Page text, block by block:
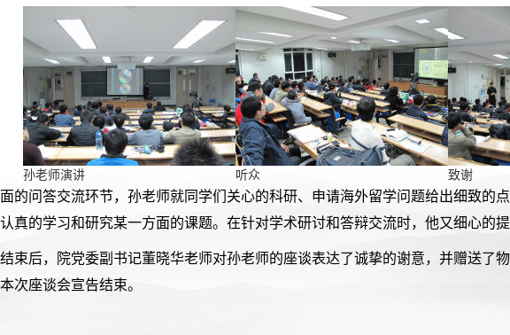
孙老师演讲 听众 致谢
的问答交流环节，孙老师就同学们关心的科研、申请海外留学问题给出细致的
真的学习和研究某一方面的课题。在针对学术研讨和答辩交流时，他又细心的
束后，院党委副书记董晓华老师对孙老师的座谈表达了诚挚的谢意，并赠送了
次座谈会宣告结束。